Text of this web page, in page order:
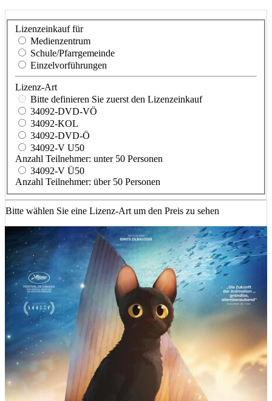
Lizenzeinkauf für
Medienzentrum
Schule/Pfarrgemeinde
Einzelvorführungen
Lizenz-Art
Bitte definieren Sie zuerst den Lizenzeinkauf
34092-DVD-VÖ
34092-KOL
34092-DVD-Ö
34092-V U50
Anzahl Teilnehmer: unter 50 Personen
34092-V Ü50
Anzahl Teilnehmer: über 50 Personen
Bitte wählen Sie eine Lizenz-Art um den Preis zu sehen